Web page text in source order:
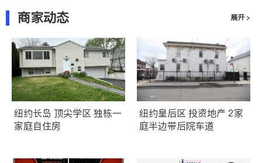
商家动态 展开 >
纽约长岛 顶尖学区 独栋一
家庭自住房
纽约皇后区 投资地产 2家
庭半边带后院车道